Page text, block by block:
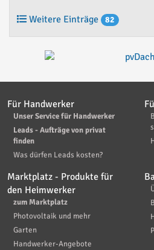
Weitere Einträge 82
Für Handwerker
Unser Service für Handwerker
Leads - Aufträge von privat
finden
Was dürfen Leads kosten?
Marktplatz - Produkte für
den Heimwerker
zum Marktplatz
Photovoltaik und mehr
Garten
Handwerker-Angebote